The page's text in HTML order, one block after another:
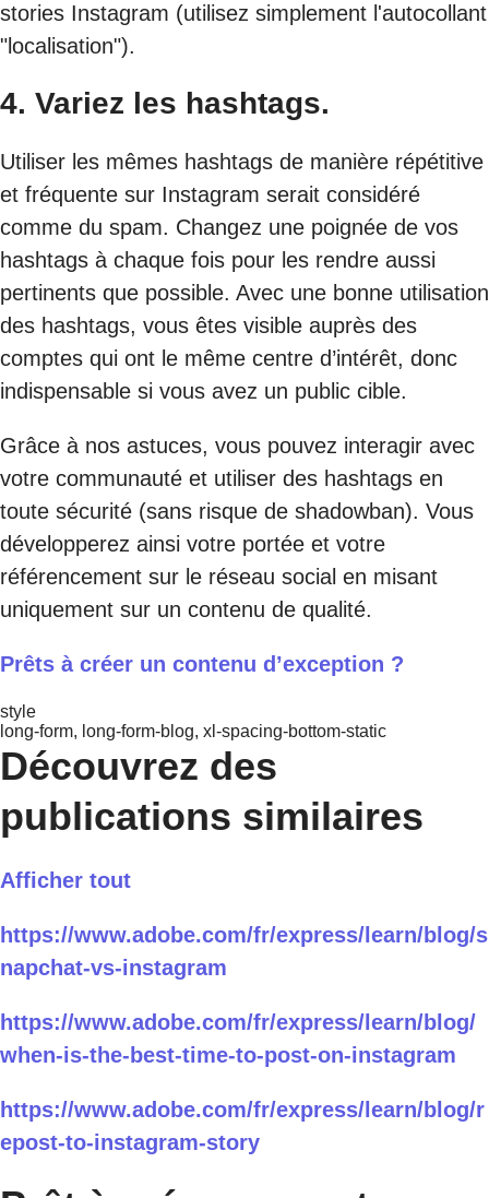
stories Instagram (utilisez simplement l'autocollant
"localisation").
4. Variez les hashtags.
Utiliser les mêmes hashtags de manière répétitive
et fréquente sur Instagram serait considéré
comme du spam. Changez une poignée de vos
hashtags à chaque fois pour les rendre aussi
pertinents que possible. Avec une bonne utilisation
des hashtags, vous êtes visible auprès des
comptes qui ont le même centre d’intérêt, donc
indispensable si vous avez un public cible.
Grâce à nos astuces, vous pouvez interagir avec
votre communauté et utiliser des hashtags en
toute sécurité (sans risque de shadowban). Vous
développerez ainsi votre portée et votre
référencement sur le réseau social en misant
uniquement sur un contenu de qualité.
Prêts à créer un contenu d’exception ?
style
long-form, long-form-blog, xl-spacing-bottom-static
Découvrez des
publications similaires
Afficher tout
https://www.adobe.com/fr/express/learn/blog/s
napchat-vs-instagram
https://www.adobe.com/fr/express/learn/blog/
when-is-the-best-time-to-post-on-instagram
https://www.adobe.com/fr/express/learn/blog/r
epost-to-instagram-story